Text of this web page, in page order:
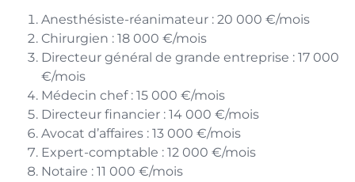
Anesthésiste-réanimateur : 20 000 €/mois
Chirurgien : 18 000 €/mois
Directeur général de grande entreprise : 17 000
€/mois
Médecin chef : 15 000 €/mois
Directeur financier : 14 000 €/mois
Avocat d’affaires : 13 000 €/mois
Expert-comptable : 12 000 €/mois
Notaire : 11 000 €/mois